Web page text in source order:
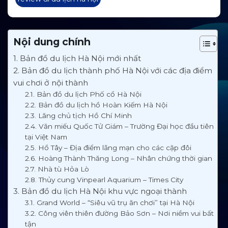
Nội dung chính
1. Bản đồ du lịch Hà Nội mới nhất
2. Bản đồ du lịch thành phố Hà Nội với các địa điểm
vui chơi ở nội thành
2.1. Bản đồ du lịch Phố cổ Hà Nội
2.2. Bản đồ du lịch hồ Hoàn Kiếm Hà Nội
2.3. Lăng chủ tịch Hồ Chí Minh
2.4. Văn miếu Quốc Tử Giám – Trường Đại học đầu tiên
tại Việt Nam
2.5. Hồ Tây – Địa điểm lãng mạn cho các cặp đôi
2.6. Hoàng Thành Thăng Long – Nhân chứng thời gian
2.7. Nhà tù Hỏa Lò
2.8. Thủy cung Vinpearl Aquarium – Times City
3. Bản đồ du lịch Hà Nội khu vực ngoại thành
3.1. Grand World – “Siêu vũ trụ ăn chơi” tại Hà Nội
3.2. Công viên thiên đường Bảo Sơn – Nơi niềm vui bất
tận